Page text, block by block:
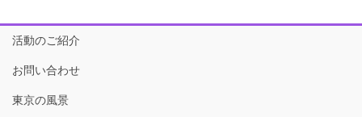
活動のご紹介
お問い合わせ
東京の風景